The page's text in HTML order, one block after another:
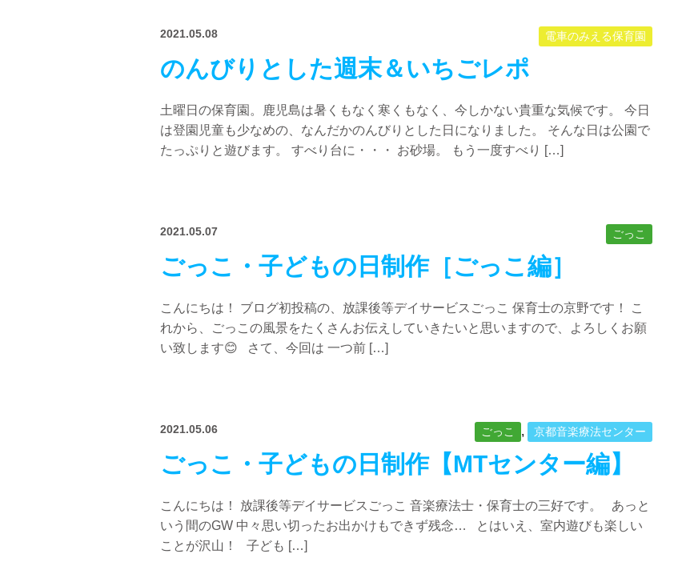
2021.05.08 電車のみえる保育園
のんびりとした週末＆いちごレポ
土曜日の保育園。鹿児島は暑くもなく寒くもなく、今しかない貴重な気候です。 今日
は登園児童も少なめの、なんだかのんびりとした日になりました。 そんな日は公園で
たっぷりと遊びます。 すべり台に・・・ お砂場。 もう一度すべり […]
2021.05.07 ごっこ
ごっこ・子どもの日制作［ごっこ編］
こんにちは！ ブログ初投稿の、放課後等デイサービスごっこ 保育士の京野です！ こ
れから、ごっこの風景をたくさんお伝えしていきたいと思いますので、よろしくお願
い致します😊 さて、今回は 一つ前 […]
2021.05.06 ごっこ , 京都音楽療法センター
ごっこ・子どもの日制作【MTセンター編】
こんにちは！ 放課後等デイサービスごっこ 音楽療法士・保育士の三好です。 あっと
いう間のGW 中々思い切ったお出かけもできず残念… とはいえ、室内遊びも楽しい
ことが沢山！ 子ども […]